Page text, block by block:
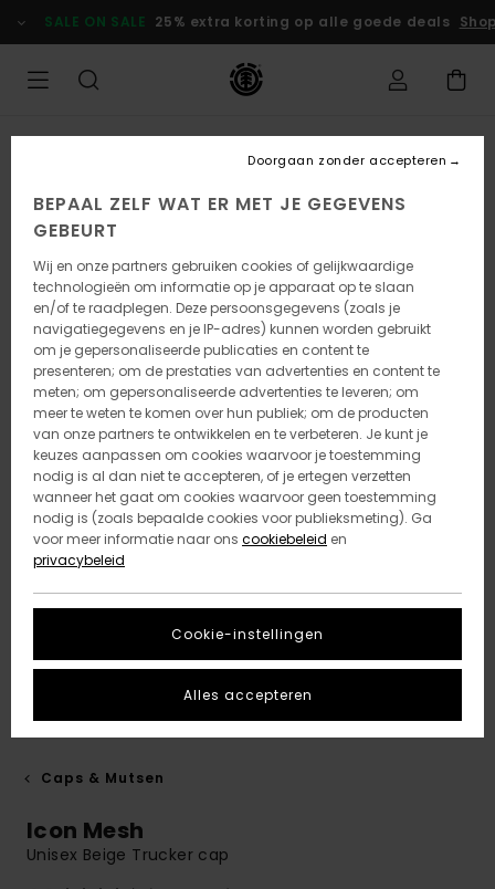
naar
Productinformatie
SALE ON SALE 25% extra korting op alle goede deals
Caps & Mutsen
Icon Mesh
Unisex Beige Trucker cap
BEPAAL ZELF WAT ER MET JE GEGEVENS
GEBEURT
Wij en onze partners gebruiken cookies of gelijkwaardige
technologieën om informatie op je apparaat op te slaan
en/of te raadplegen. Deze persoonsgegevens (zoals je
navigatiegegevens en je IP-adres) kunnen worden gebruikt
om je gepersonaliseerde publicaties en content te
presenteren; om de prestaties van advertenties en content te
meten; om gepersonaliseerde advertenties te leveren; om
meer te weten te komen over hun publiek; om de producten
van onze partners te ontwikkelen en te verbeteren. Je kunt je
keuzes aanpassen om cookies waarvoor je toestemming
nodig is al dan niet te accepteren, of je ertegen verzetten
wanneer het gaat om cookies waarvoor geen toestemming
nodig is (zoals bepaalde cookies voor publieksmeting). Ga
voor meer informatie naar ons cookiebeleid en
privacybeleid
Cookie-instellingen
Doorgaan zonder accepteren
Alles accepteren